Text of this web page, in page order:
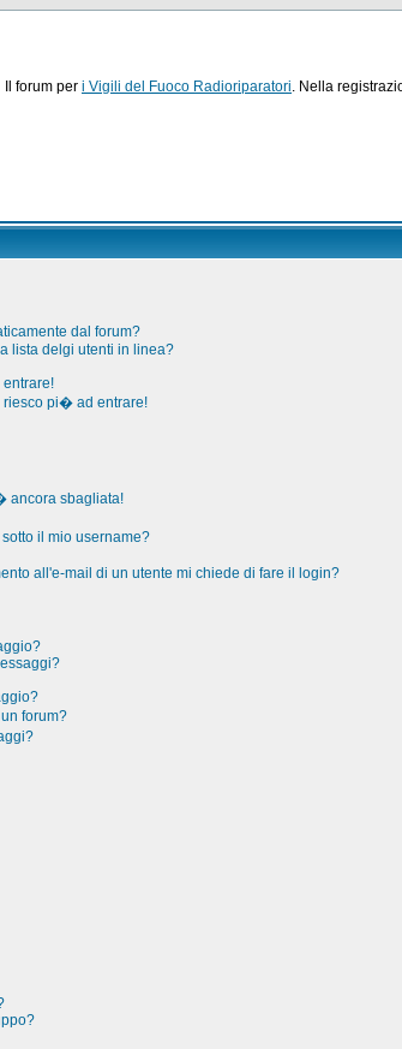
Il forum per i Vigili del Fuoco Radioriparatori. Nella
dal forum?
lista delgi utenti in linea?
entrare!
riesco pi� ad entrare!
ancora sbagliata!
il mio username?
all'e-mail di un utente mi chiede di fare il login?
forum?